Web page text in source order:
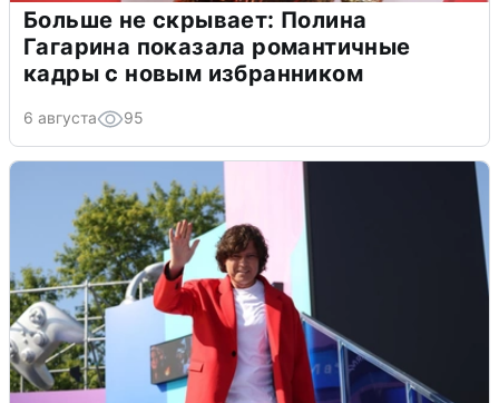
Больше не скрывает: Полина
Гагарина показала романтичные
кадры с новым избранником
6 августа 95